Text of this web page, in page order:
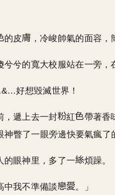
的皮 ，冷峻帥氣的面容，
兮兮的寬大校服站在一旁，
好想毀滅世界！
，遞上去一封 紅 帶著香
神瞥了一眼旁邊快要氣瘋了
的眼神里，多了一 煩躁。
中我不準備談 。」